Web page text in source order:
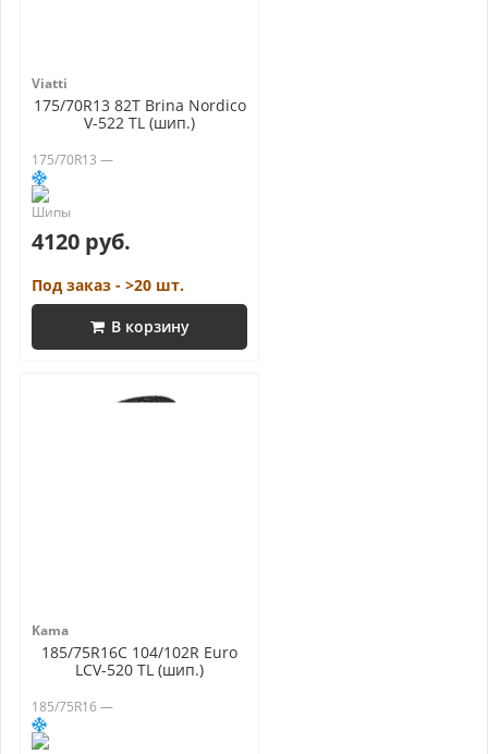
Viatti
175/70R13 82T Brina Nordico
V-522 TL (шип.)
175/70R13 —
4120 руб.
Под заказ - >20 шт.
В корзину
Kama
185/75R16C 104/102R Euro
LCV-520 TL (шип.)
185/75R16 —